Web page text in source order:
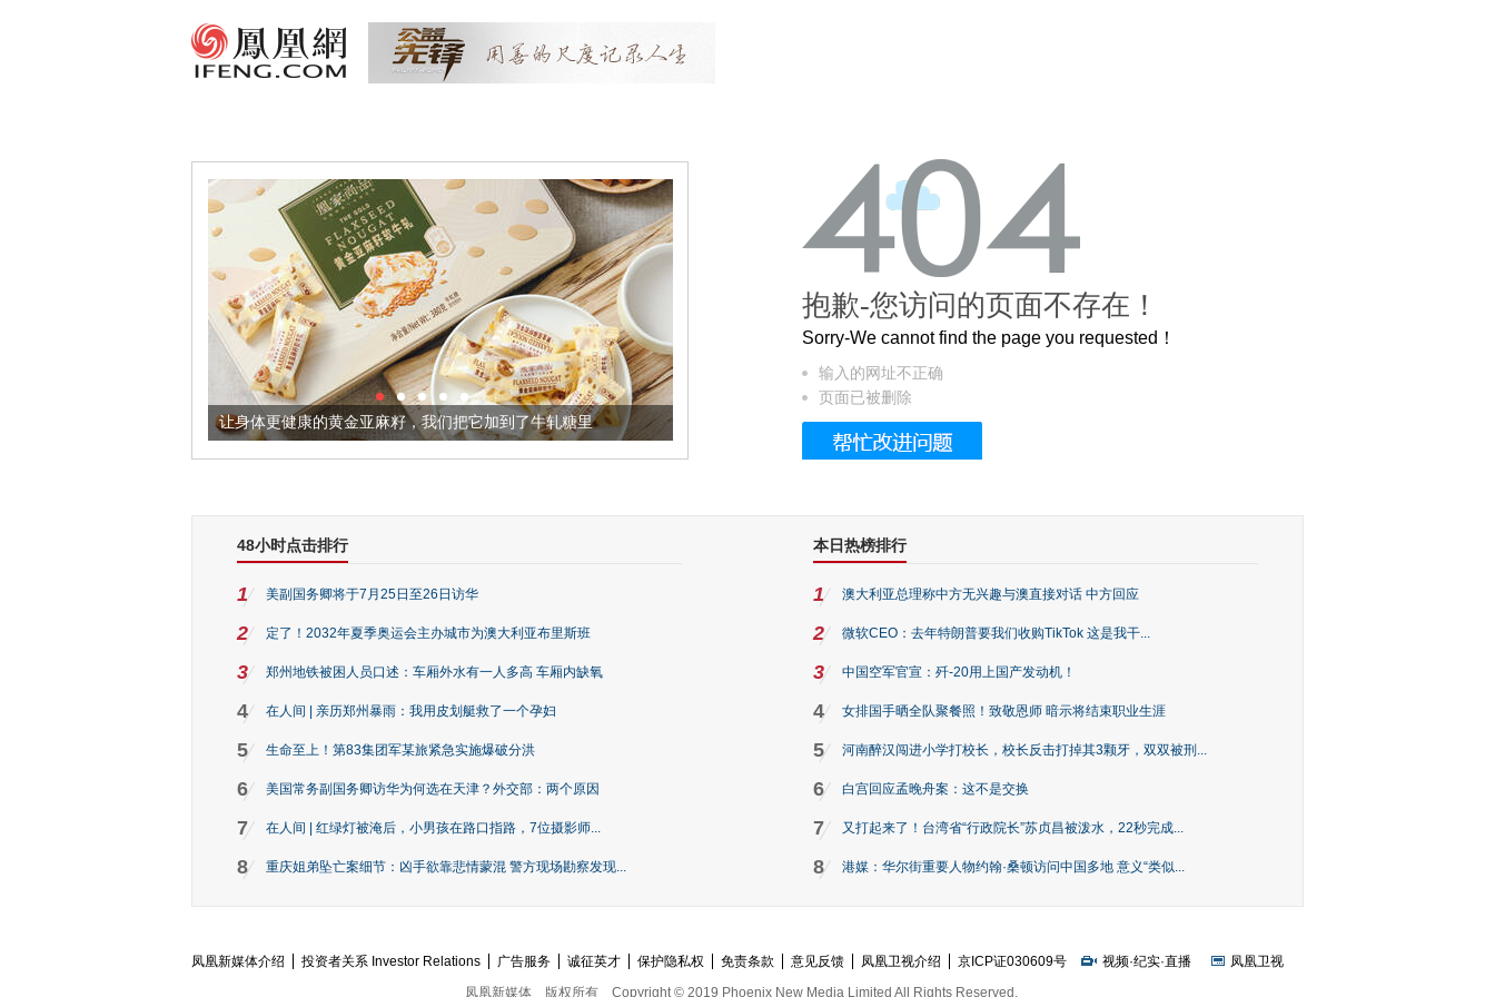
让身体更健康的黄金亚麻籽，我们把它加到了牛轧糖里 被列入佛家七宝的它到底有多美？
抱歉-您访问的页面不存在！
Sorry-We cannot find the page you requested！
输入的网址不正确
页面已被删除
48小时点击排行
1 美副国务卿将于7月25日至26日访华
2 定了！2032年夏季奥运会主办城市为澳大利亚布里斯班
3 郑州地铁被困人员口述：车厢外水有一人多高 车厢内缺氧
4 在人间 | 亲历郑州暴雨：我用皮划艇救了一个孕妇
5 生命至上！第83集团军某旅紧急实施爆破分洪
6 美国常务副国务卿访华为何选在天津？外交部：两个原因
7 在人间 | 红绿灯被淹后，小男孩在路口指路，7位摄影师...
8 重庆姐弟坠亡案细节：凶手欲靠悲情蒙混 警方现场勘察发现...
本日热榜排行
1 澳大利亚总理称中方无兴趣与澳直接对话 中方回应
2 微软CEO：去年特朗普要我们收购TikTok 这是我干...
3 中国空军官宣：歼-20用上国产发动机！
4 女排国手晒全队聚餐照！致敬恩师 暗示将结束职业生涯
5 河南醉汉闯进小学打校长，校长反击打掉其3颗牙，双双被刑...
6 白宫回应孟晚舟案：这不是交换
7 又打起来了！台湾省“行政院长”苏贞昌被泼水，22秒完成...
8 港媒：华尔街重要人物约翰·桑顿访问中国多地 意义“类似...
凤凰新媒体介绍 投资者关系 Investor Relations 广告服务 诚征英才 保护隐私权 免责条款 意见反馈 凤凰卫视介绍 京ICP证030609号 视频·纪实·直播
凤凰卫视
凤凰新媒体
版权所有 Copyright © 2019 Phoenix New Media Limited All Rights Reserved.